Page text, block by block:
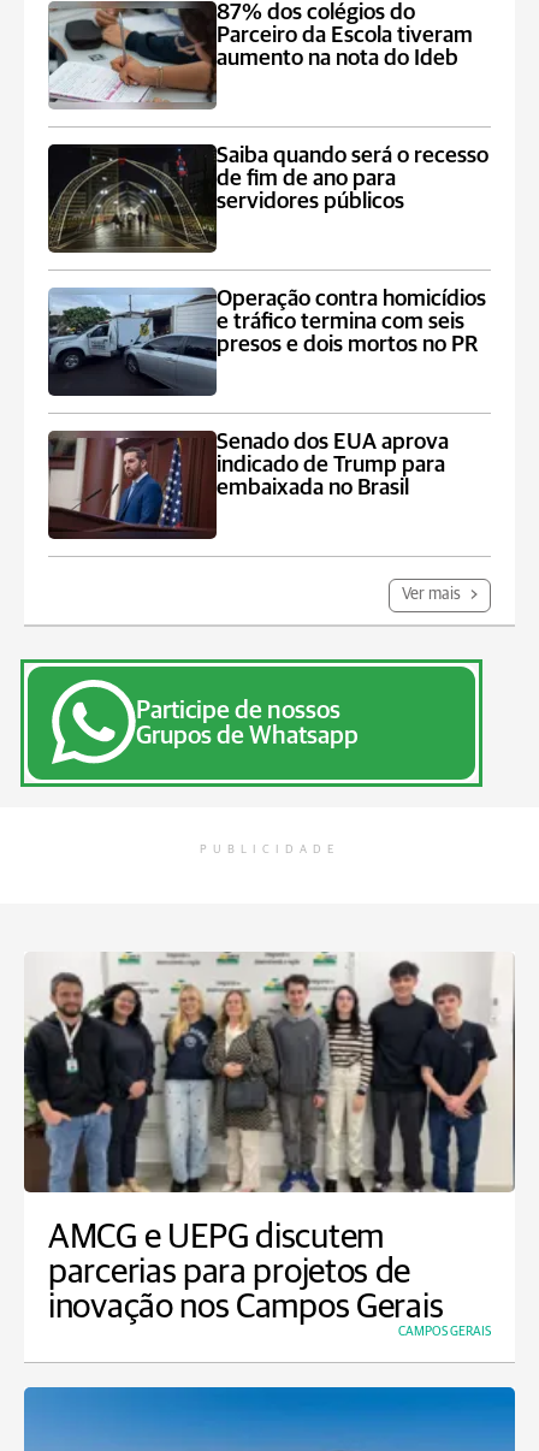
87% dos colégios do
Parceiro da Escola tiveram
aumento na nota do Ideb
Saiba quando será o recesso
de fim de ano para
servidores públicos
Operação contra homicídios
e tráfico termina com seis
presos e dois mortos no PR
Senado dos EUA aprova
indicado de Trump para
embaixada no Brasil
Ver mais
Participe de nossos
Grupos de Whatsapp
PUBLICIDADE
AMCG e UEPG discutem
parcerias para projetos de
inovação nos Campos Gerais
CAMPOS GERAIS